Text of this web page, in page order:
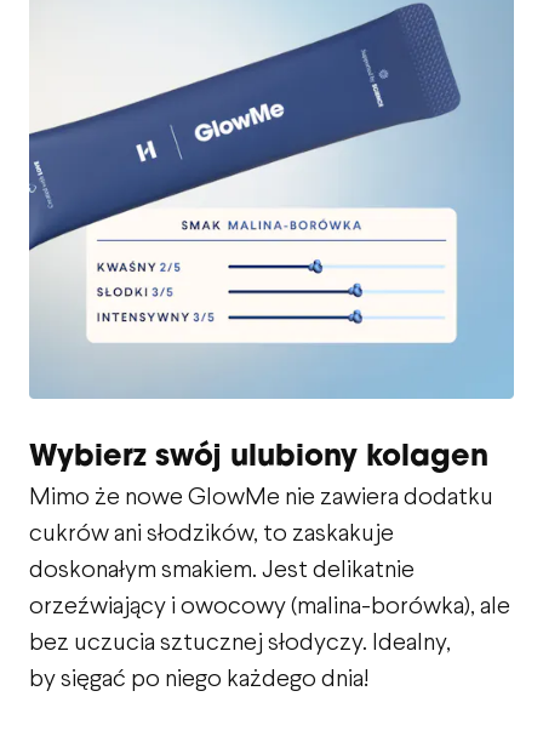
Wybierz swój ulubiony kolagen
Mimo że nowe GlowMe nie zawiera dodatku
cukrów ani słodzików, to zaskakuje
doskonałym smakiem. Jest delikatnie
orzeźwiający i owocowy (malina-borówka), ale
bez uczucia sztucznej słodyczy. Idealny,
by sięgać po niego każdego dnia!